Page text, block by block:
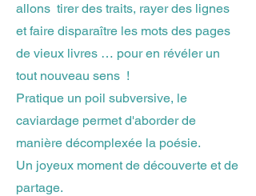
allons tirer des traits, rayer des lignes
et faire disparaître les mots des pages
de vieux livres … pour en révéler un
tout nouveau sens !
Pratique un poil subversive, le
caviardage permet d'aborder de
manière décomplexée la poésie.
Un joyeux moment de découverte et de
partage.